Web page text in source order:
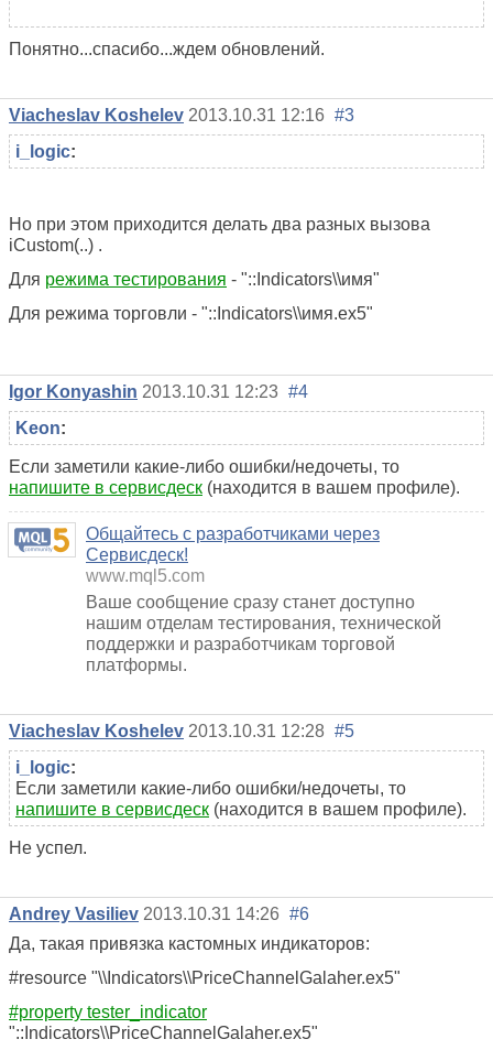
Понятно...спасибо...ждем обновлений.
Viacheslav Koshelev 2013.10.31 12:16 #3
i_logic:
Но при этом приходится делать два разных вызова
iCustom(..) .
Для режима тестирования - "::Indicators\\имя"
Для режима торговли - "::Indicators\\имя.ex5"
Igor Konyashin 2013.10.31 12:23 #4
Keon:
Если заметили какие-либо ошибки/недочеты, то
напишите в сервисдеск (находится в вашем профиле).
Общайтесь с разработчиками через
Сервисдеск!
www.mql5.com
Ваше сообщение сразу станет доступно
нашим отделам тестирования, технической
поддержки и разработчикам торговой
платформы.
Viacheslav Koshelev 2013.10.31 12:28 #5
i_logic:
Если заметили какие-либо ошибки/недочеты, то
напишите в сервисдеск (находится в вашем профиле).
Не успел.
Andrey Vasiliev 2013.10.31 14:26 #6
Да, такая привязка кастомных индикаторов:
#resource "\\Indicators\\PriceChannelGalaher.ex5"
#property tester_indicator
"::Indicators\\PriceChannelGalaher.ex5"